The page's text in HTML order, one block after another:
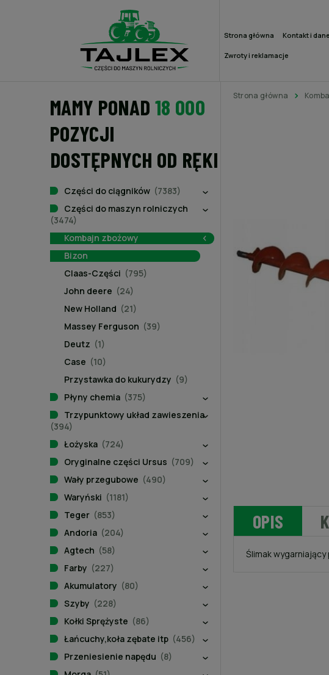
Strona główna Kontakt i
Zwroty i reklamacje
MAMY PONAD 18 000
POZYCJI
DOSTĘPNYCH OD RĘKI
Części do ciągników (7383)
Części do maszyn rolniczych
(3474)
Kombajn zbożowy
Bizon
Claas-Części (795)
John deere (24)
New Holland (21)
Massey Ferguson (39)
Deutz (1)
Case (10)
Przystawka do kukurydzy (9)
Płyny chemia (375)
Trzypunktowy układ zawieszenia
(394)
Łożyska (724)
Oryginalne części Ursus (709)
Wały przegubowe (490)
Waryński (1181)
Teger (853)
Andoria (204)
Agtech (58)
Farby (227)
Akumulatory (80)
Szyby (228)
Kołki Sprężyste (86)
Łańcuchy,koła zębate itp (456)
Przeniesienie napędu (8)
Strona główna
OPIS
Ślimak